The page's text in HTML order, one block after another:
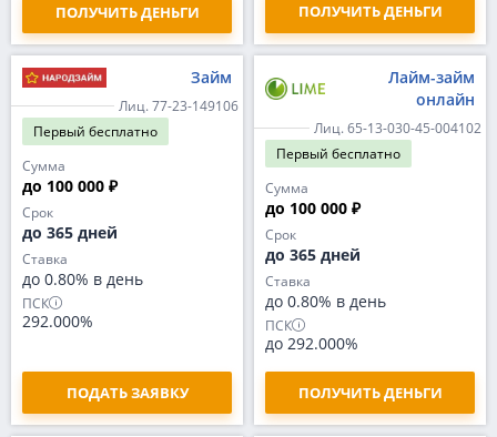
ПОЛУЧИТЬ ДЕНЬГИ ПОЛУЧИТЬ ДЕНЬГИ
Займ
Лиц. 77-23-149106
Первый бесплатно
Сумма
до 100 000 ₽
Срок
до 365 дней
Ставка
до 0.80% в день
ПСК
292.000%
ПОДАТЬ ЗАЯВКУ
Лайм-займ
онлайн
Лиц. 65-13-030-45-004102
Первый бесплатно
Сумма
до 100 000 ₽
Срок
до 365 дней
Ставка
до 0.80% в день
ПСК
до 292.000%
ПОЛУЧИТЬ ДЕНЬГИ